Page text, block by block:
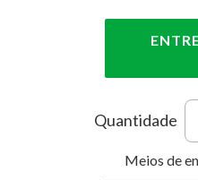
Quantidade
Entregas para
Meios de